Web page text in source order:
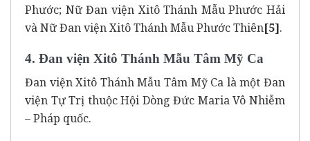
Phước; Nữ Đan viện Xitô Thánh Mẫu Phước Hải
và Nữ Đan viện Xitô Thánh Mẫu Phước Thiên[5].
4. Đan viện Xitô Thánh Mẫu Tâm Mỹ Ca
Đan viện Xitô Thánh Mẫu Tâm Mỹ Ca là một Đan
viện Tự Trị thuộc Hội Dòng Đức Maria Vô Nhiễm
– Pháp quốc.